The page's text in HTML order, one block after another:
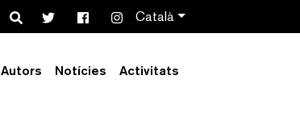
Search Català
Autors Notícies Activitats